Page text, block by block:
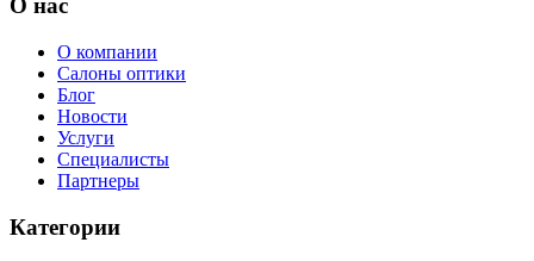
О нас
О компании
Салоны оптики
Блог
Новости
Услуги
Специалисты
Партнеры
Категории